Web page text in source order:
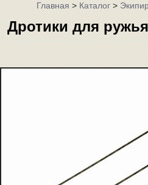
Главная>Каталог>
Дротики для